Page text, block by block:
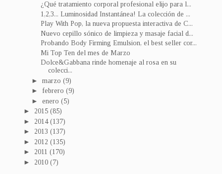
¿Qué tratamiento corporal profesional elijo para l...
1,2,3... Luminosidad Instantánea! La colección de ...
Play With Pop, la nueva propuesta interactiva de C...
Nuevo cepillo sónico de limpieza y masaje facial d...
Probando Body Firming Emulsion, el best seller cor...
Mi Top Ten del mes de Marzo
Dolce&Gabbana rinde homenaje al rosa en su
colecci...
►marzo(9)
► febrero(9)
►enero(5)
► 2015 (85)
► 2014 (137)
► 2013 (137)
► 2012 (135)
► 2011 (170)
► 2010 (7)